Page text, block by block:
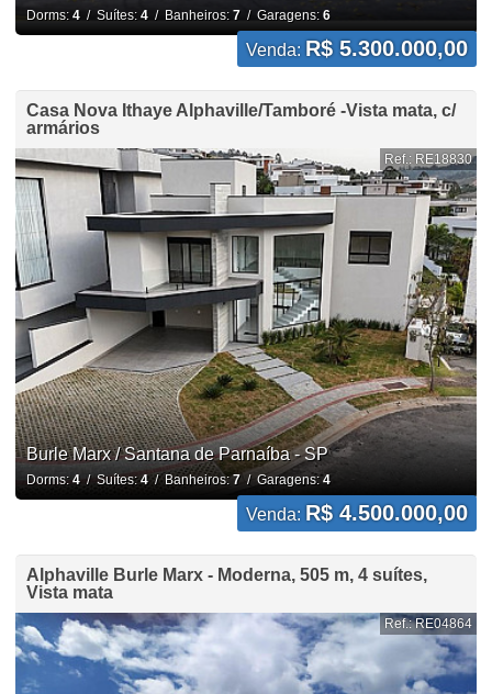
Dorms: 4/ Suítes: 4/ Banheiros: 7/ Garagens: 6
Venda: R$ 5.300.000,00
Casa Nova Ithaye Alphaville/Tamboré -Vista mata, c/
armários
Ref.: RE18830
Burle Marx / Santana de Parnaíba - SP
Dorms:4/ Suítes:4/ Banheiros:7/ Garagens:4
Venda: R$ 4.500.000,00
Alphaville Burle Marx - Moderna, 505 m, 4 suítes,
Vista mata
Ref.: RE04864